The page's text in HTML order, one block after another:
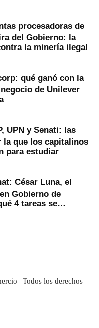
procesadoras de
del Gobierno: la
la minería ilegal
qué ganó con la
de Unilever
UPN y Senati: las
la que los capitalinos
para estudiar
César Luna, el
Gobierno de
4 tareas se
| Todos los derechos